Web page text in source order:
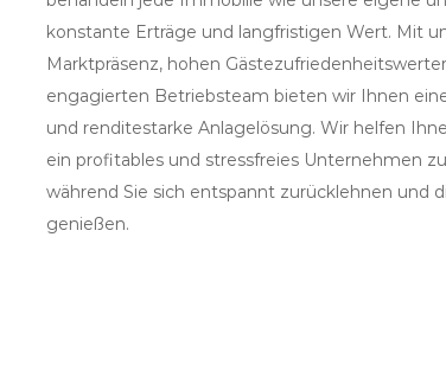
konstante Erträge und langfristigen Wert. Mit
Marktpräsenz, hohen
engagierten Betriebsteam bieten wir Ihnen
und renditestarke Anlagelösung. Wir helfen
ein profitables und stressfreies Unternehmen
während Sie sich entspannt zurücklehnen und
genießen.